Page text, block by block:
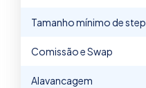
Tamanho mínimo de step
Comissão e Swap
Alavancagem